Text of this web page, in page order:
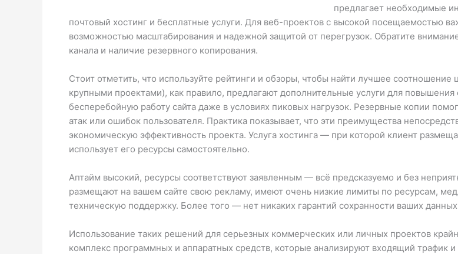
предлагает необходимые
почтовый хостинг и бесплатные услуги. Для веб-проектов с высокой посещаемостью
возможностью масштабирования и надежной защитой от перегрузок. Обратите
канала и наличие резервного копирования.
Стоит отметить, что используйте рейтинги и обзоры, чтобы найти лучшее
крупными проектами), как правило, предлагают дополнительные услуги для повышения
бесперебойную работу сайта даже в условиях пиковых нагрузок. Резервные копии
атак или ошибок пользователя. Практика показывает, что эти преимущества
экономическую эффективность проекта. Услуга хостинга — при которой клиент
использует его ресурсы самостоятельно.
Аптайм высокий, ресурсы соответствуют заявленным — всё предсказуемо и без
размещают на вашем сайте свою рекламу, имеют очень низкие лимиты по ресурсам,
техническую поддержку. Более того — нет никаких гарантий сохранности ваших
Использование таких решений для серьезных коммерческих или личных проектов
комплекс программных и аппаратных средств, которые анализируют входящий трафик